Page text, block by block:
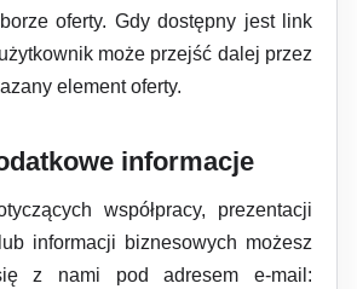
oferty. Gdy dostępny jest link
może przejść dalej przez
element oferty.
informacje
współpracy, prezentacji
informacji biznesowych możesz
z nami pod adresem e-mail: